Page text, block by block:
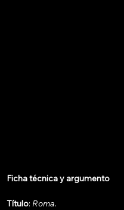
Ficha técnica y argumento
Título: Roma.